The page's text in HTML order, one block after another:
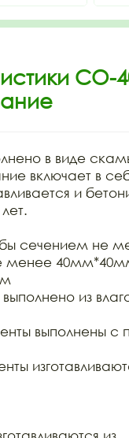
СО-
в виде
включает в
и
сечением не
менее
из
выполнены с